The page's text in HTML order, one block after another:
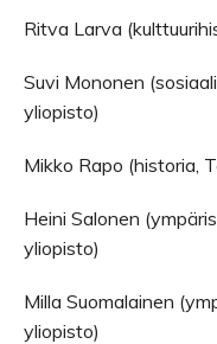
Ritva Larva
Suvi Mononen
yliopisto)
Mikko Rapo (historia,
Heini Salonen
yliopisto)
Milla Suomalainen
yliopisto)